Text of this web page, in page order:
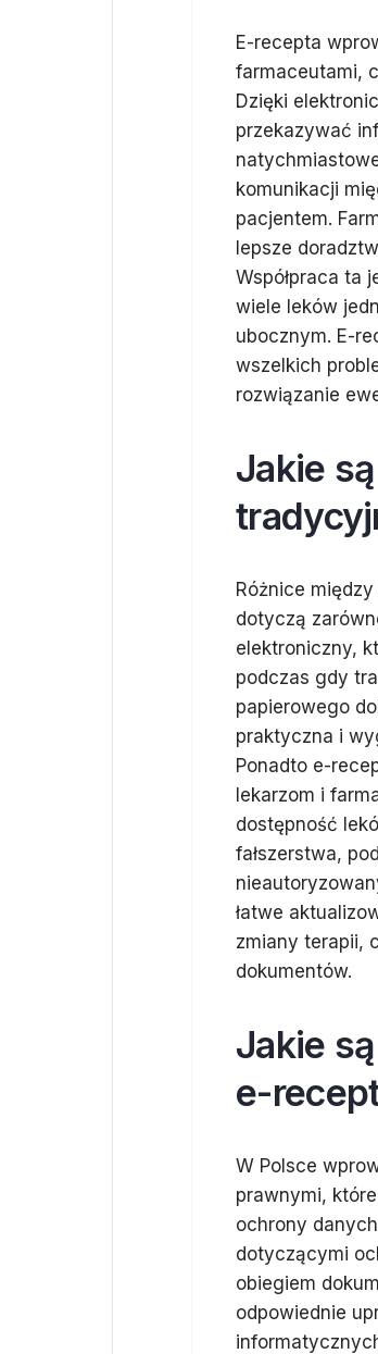
E-recepta
farmaceutami,
Dzięki
przekazywać
komunikacji
pacjentem.
lepsze
Współpraca ta
wiele leków
ubocznym. E-
wszelkich
rozwiązanie
Jakie
Różnice
dotyczą
elektroniczny,
podczas gdy
papierowego
praktyczna i
Ponadto e-
lekarzom i
dostępność
fałszerstwa,
łatwe
zmiany terapii,
dokumentów.
Jakie
e-
W Polsce
prawnymi,
ochrony
dotyczącymi
obiegiem
odpowiednie